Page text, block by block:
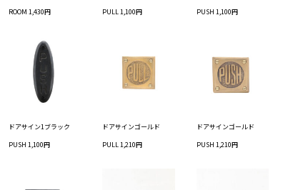
ROOM 1,430円
PULL 1,100円
PUSH 1,100円
ドアサイン1ブラック
PUSH 1,100円
ドアサインゴールド
PULL 1,210円
ドアサインゴールド
PUSH 1,210円